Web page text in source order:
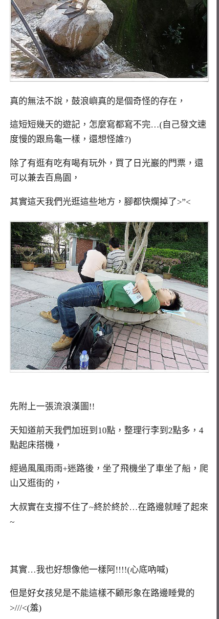
真的無法不說，鼓浪嶼真的是個奇怪的存在，
這短短幾天的遊記，怎麼寫都寫不完…(自己發文速
度慢的跟烏龜一樣，還想怪誰?)
除了有逛有吃有喝有玩外，買了日光巖的門票，還
可以兼去百鳥園，
其實這天我們光逛這些地方，腳都快爛掉了>”<
先附上一張流浪漢圖!!
天知道前天我們加班到10點，整理行李到2點多，4
點起床搭機，
經過風風雨雨+迷路後，坐了飛機坐了車坐了船，爬
山又逛街的，
大叔實在支撐不住了~終於終於…在路邊就睡了起來
~
其實…我也好想像他一樣阿!!!!(心底吶喊)
但是好女孩兒是不能這樣不顧形象在路邊睡覺的
>///<(羞)